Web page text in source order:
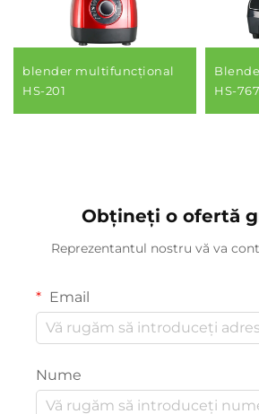
blender multifuncțional
HS-201
HS-
Obțineți o ofertă
Reprezentantul nostru vă va
Email
Nume